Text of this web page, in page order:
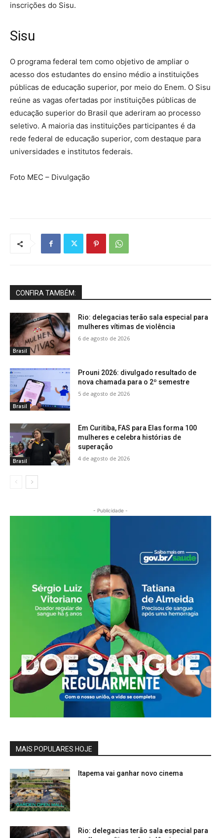
inscrições do Sisu.
Sisu
O programa federal tem como objetivo de ampliar o
acesso dos estudantes do ensino médio a instituições
públicas de educação superior, por meio do Enem. O Sisu
reúne as vagas ofertadas por instituições públicas de
educação superior do Brasil que aderiram ao processo
seletivo. A maioria das instituições participantes é da
rede federal de educação superior, com destaque para
universidades e institutos federais.
Foto MEC – Divulgação
CONFIRA TAMBÉM:
Brasil
Rio: delegacias terão sala especial para
mulheres vítimas de violência
6 de agosto de 2026
Brasil
Prouni 2026: divulgado resultado de
nova chamada para o 2º semestre
5 de agosto de 2026
Brasil
Em Curitiba, FAS para Elas forma 100
mulheres e celebra histórias de
superação
4 de agosto de 2026
- Publicidade -
MAIS POPULARES HOJE
Itapema vai ganhar novo cinema
Rio: delegacias terão sala especial para